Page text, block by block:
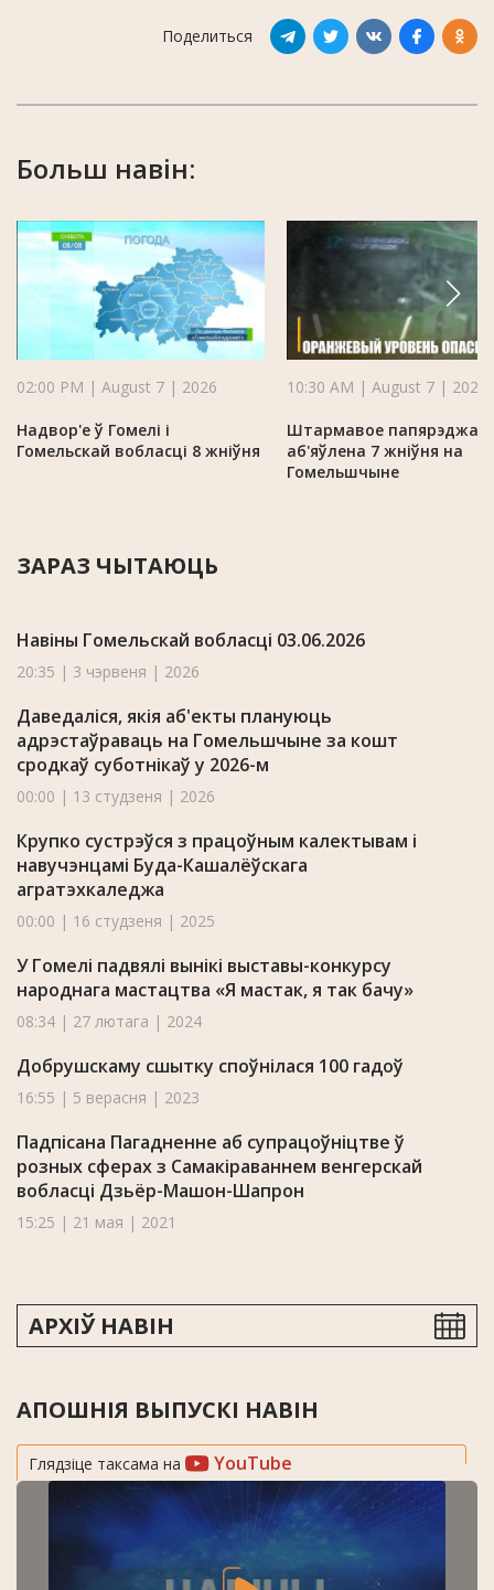
Поделиться
Больш навін:
02:00 PM | August 7 | 2026
Надвор'е ў Гомелі і
Гомельскай вобласці 8 жніўня
10:30 AM | August 7 | 2026
Штармавое
аб'яўлена 7 жніўня на
Гомельшчыне
ЗАРАЗ ЧЫТАЮЦЬ
Навіны Гомельскай вобласці 03.06.2026
20:35 | 3 чэрвеня | 2026
Даведаліся, якія аб'екты плануюць
адрэстаўраваць на Гомельшчыне за кошт
сродкаў суботнікаў у 2026-м
00:00 | 13 студзеня | 2026
Крупко сустрэўся з працоўным калектывам і
навучэнцамі Буда-Кашалёўскага
агратэхкаледжа
00:00 | 16 студзеня | 2025
У Гомелі падвялі вынікі выставы-конкурсу
народнага мастацтва «Я мастак, я так бачу»
08:34 | 27 лютага | 2024
Добрушскаму сшытку споўнілася 100 гадоў
16:55 | 5 верасня | 2023
Падпісана Пагадненне аб супрацоўніцтве ў
розных сферах з Самакіраваннем венгерскай
вобласці Дзьёр-Машон-Шапрон
15:25 | 21 мая | 2021
АРХІЎ НАВІН
АПОШНІЯ ВЫПУСКІ НАВІН
Глядзіце таксама на YouTube